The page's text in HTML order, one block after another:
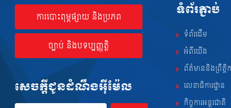
ការបោះពុម្ពផ្សាយ និងប្រភព
ច្បាប់ និងបទប្បញ្ញត្តិ
សេចក្ដីជូនដំណឹងអ៊ីម៉ែល
អុីម៉ែល
ទំព័រភ្ជាប់
ទំព័រដើម
អំពីយើង
ព័ត៌មាននិងព្រឹត្តិ
លេខាធិការដ្ឋាន
កិច្ចការអន្តរជាតិ